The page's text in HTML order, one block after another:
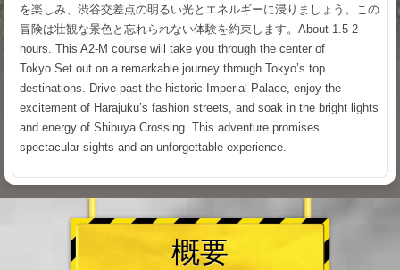
を楽しみ、渋谷交差点の明るい光とエネルギーに浸りましょう。この
冒険は壮観な景色と忘れられない体験を約束します。About 1.5-2
hours. This A2-M course will take you through the center of
Tokyo.Set out on a remarkable journey through Tokyo’s top
destinations. Drive past the historic Imperial Palace, enjoy the
excitement of Harajuku’s fashion streets, and soak in the bright lights
and energy of Shibuya Crossing. This adventure promises
spectacular sights and an unforgettable experience.
概要